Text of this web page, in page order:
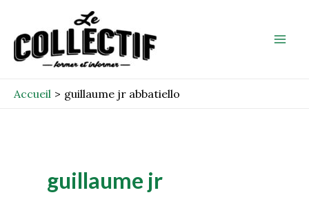
contenu
Accueil guillaume jr abbatiello
guillaume jr